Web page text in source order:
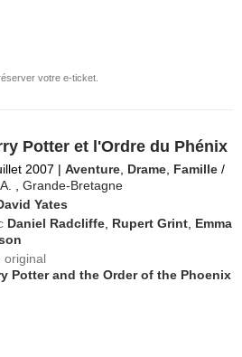
votre e-ticket.
Potter et l'Ordre du Phénix
2007 | Aventure, Drame, Famille /
,Grande-Bretagne
Yates
Daniel Radcliffe, Rupert Grint, Emma
original
Potter and the Order of the Phoenix